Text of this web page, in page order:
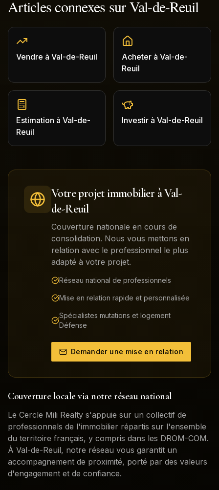
Articles connexes surVal-de-Reuil
Vendre à Val-de-Reuil Acheter à Val-de-
Reuil
Estimation à Val-de-
Reuil
Investir à Val-de-Reuil
Votre projet immobilier àVal-
de-Reuil
Couverture nationale en cours de
consolidation. Nous vous mettons en
relation avec le professionnel le plus
adapté à votre projet.
Réseau national de professionnels
Mise en relation rapide et personnalisée
Spécialistes mutations et logement
Défense
Demander une mise en relation
Couverture locale via notre réseau national
Le Cercle Mili Realty s'appuie sur un collectif de
professionnels de l'immobilier répartis sur l'ensemble
du territoire français, y compris dans les DROM-COM.
À Val-de-Reuil, notre réseau vous garantit un
accompagnement de proximité, porté par des valeurs
d'engagement et de confiance.